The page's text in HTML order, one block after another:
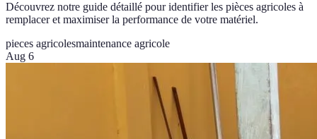
Découvrez notre guide détaillé pour identifier les pièces agricoles à
remplacer et maximiser la performance de votre matériel.
pieces agricolesmaintenance agricole
Aug 6